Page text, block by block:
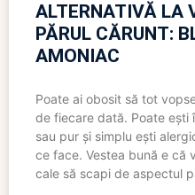
ALTERNATIVĂ LA
PĂRUL CĂRUNT:
AMONIAC
Poate ai obosit să tot
de fiecare dată. Poate ești
sau pur și simplu ești
ce face. Vestea bună e că
cale să scapi de aspectul